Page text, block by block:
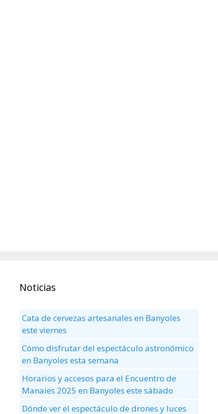
Noticias
Cata de cervezas artesanales en Banyoles
este viernes
Cómo disfrutar del espectáculo astronómico
en Banyoles esta semana
Horarios y accesos para el Encuentro de
Manaies 2025 en Banyoles este sábado
Dónde ver el espectáculo de drones y luces